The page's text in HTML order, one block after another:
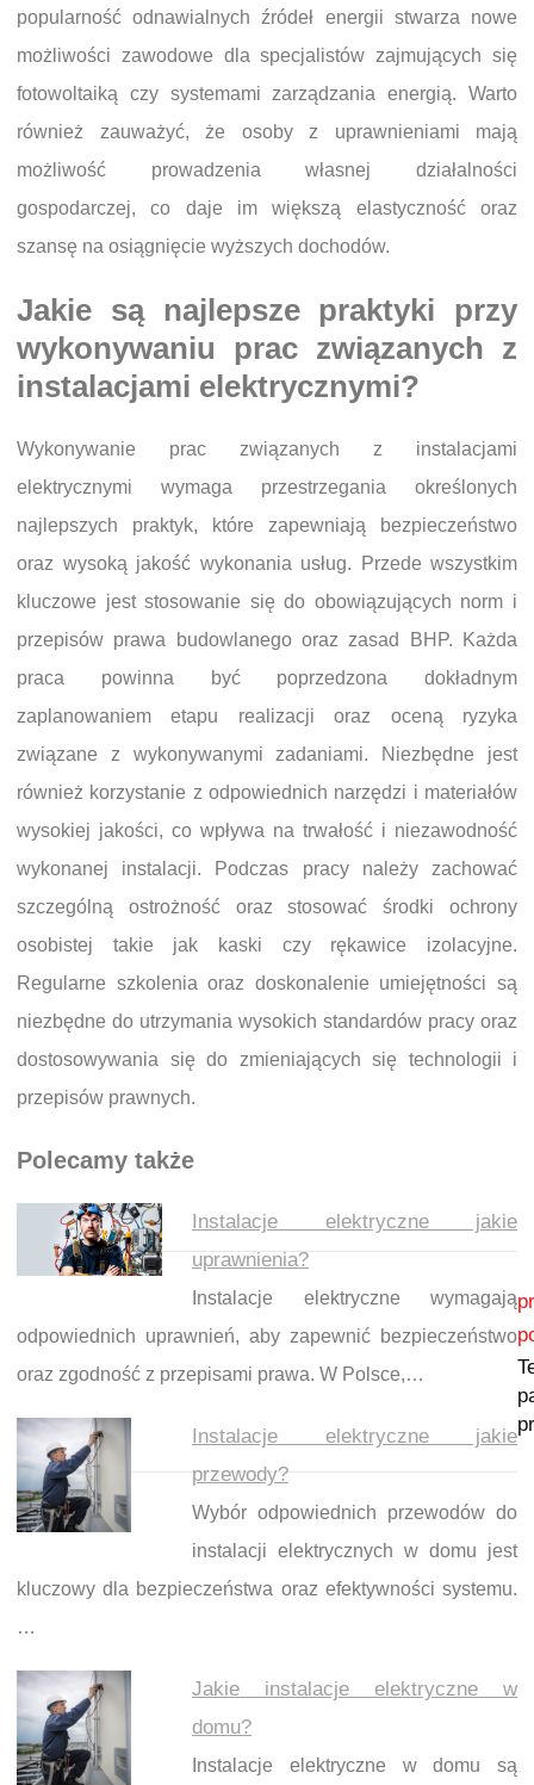
popularność odnawialnych źródeł energii stwarza nowe
możliwości zawodowe dla specjalistów zajmujących się
fotowoltaiką czy systemami zarządzania energią. Warto
również zauważyć, że osoby z uprawnieniami mają
możliwość prowadzenia własnej działalności
gospodarczej, co daje im większą elastyczność oraz
szansę na osiągnięcie wyższych dochodów.
Jakie są najlepsze praktyki przy
wykonywaniu prac związanych z
instalacjami elektrycznymi?
Wykonywanie prac związanych z instalacjami
elektrycznymi wymaga przestrzegania określonych
najlepszych praktyk, które zapewniają bezpieczeństwo
oraz wysoką jakość wykonania usług. Przede wszystkim
kluczowe jest stosowanie się do obowiązujących norm i
przepisów prawa budowlanego oraz zasad BHP. Każda
praca powinna być poprzedzona dokładnym
zaplanowaniem etapu realizacji oraz oceną ryzyka
związane z wykonywanymi zadaniami. Niezbędne jest
również korzystanie z odpowiednich narzędzi i materiałów
wysokiej jakości, co wpływa na trwałość i niezawodność
wykonanej instalacji. Podczas pracy należy zachować
szczególną ostrożność oraz stosować środki ochrony
osobistej takie jak kaski czy rękawice izolacyjne.
Regularne szkolenia oraz doskonalenie umiejętności są
niezbędne do utrzymania wysokich standardów pracy oraz
dostosowywania się do zmieniających się technologii i
przepisów prawnych.
Polecamy także
Instalacje elektryczne jakie
uprawnienia?
Instalacje elektryczne wymagają
odpowiednich uprawnień, aby zapewnić bezpieczeństwo
oraz zgodność z przepisami prawa. W Polsce,…
Instalacje elektryczne jakie
przewody?
Wybór odpowiednich przewodów do
instalacji elektrycznych w domu jest
kluczowy dla bezpieczeństwa oraz efektywności systemu.
…
Jakie instalacje elektryczne w
domu?
Instalacje elektryczne w domu są
Nawigacja wpisu